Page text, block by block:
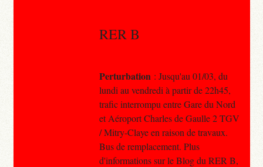
RER B
Perturbation : Jusqu'au 01/03, du
lundi au vendredi à partir de 22h45,
trafic interrompu entre Gare du Nord
et Aéroport Charles de Gaulle 2 TGV
/ Mitry-Claye en raison de travaux.
Bus de remplacement. Plus
d'informations sur le Blog du RER B,